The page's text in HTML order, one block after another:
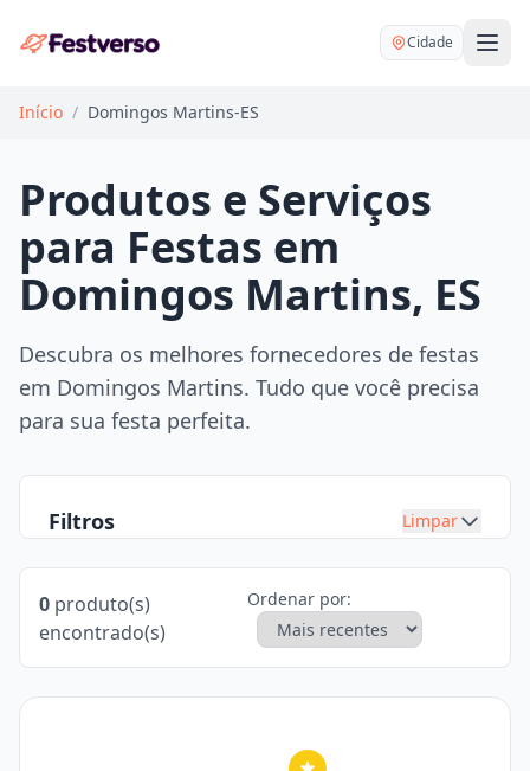
Cidade
Balões delivery
Decoração personalizada
Pegue e Monte
Festa na mesa
Mesas e cadeiras
Bartender
Buffet
DJ
Início / Domingos Martins-ES
Produtos e Serviços
para Festas em
Domingos Martins, ES
Descubra os melhores fornecedores de festas
em Domingos Martins. Tudo que você precisa
para sua festa perfeita.
Filtros Limpar
0 produto(s)
encontrado(s)
Ordenar por: